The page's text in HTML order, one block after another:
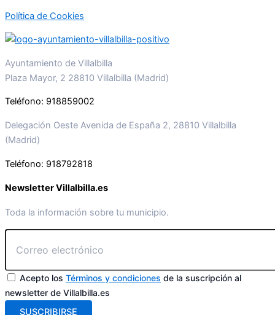
Política de Cookies
Ayuntamiento de Villalbilla
Plaza Mayor, 2 28810 Villalbilla (Madrid)
Teléfono: 918859002
Delegación Oeste Avenida de España 2, 28810 Villalbilla
(Madrid)
Teléfono: 918792818
Newsletter Villalbilla.es
Toda la información sobre tu municipio.
Acepto los Términos y condiciones de la suscripción al
newsletter de Villalbilla.es
SUSCRIBIRSE